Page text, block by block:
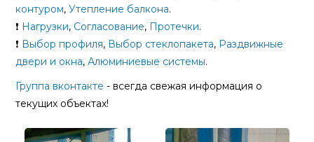
контуром,Утепление балкона.
❗ Нагрузки, Согласование, Протечки.
❗ Выбор профиля, Выбор стеклопакета, Раздвижные
двери и окна,Алюминиевые системы.
Группа вконтакте - всегда свежая информация о
текущих объектах!